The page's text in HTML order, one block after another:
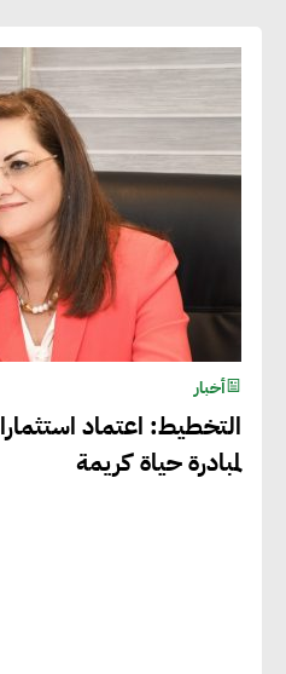
أخبار
لمبادرة حياة كريمة